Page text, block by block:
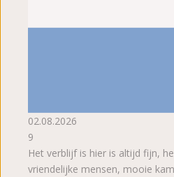
02.08.2026
9
Het verblijf is hier is altijd fijn,
vriendelijke mensen, mooie